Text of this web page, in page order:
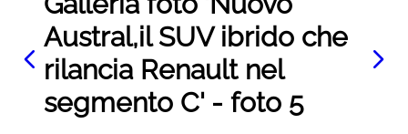
Austral,il SUV ibrido che
rilancia Renault nel
segmento C' - foto 5